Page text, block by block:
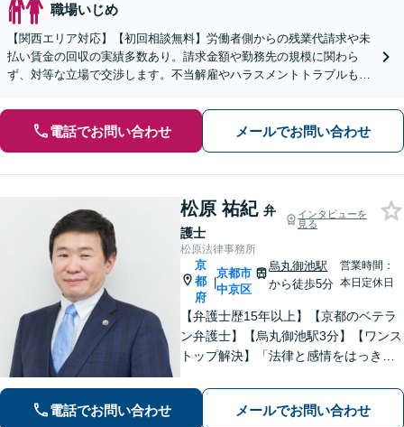
職場いじめ
【関西エリア対応】【初回相談無料】労働者側からの残業代請求や未
払い賃金の回収の実績多数あり。請求金額や勤務先の規模に関わら
ず、対等な立場で交渉します。不当解雇やハラスメントトラブルもご
電話でお問い合わせ メールでお問い合わせ
松原 祐紀 弁
護士
インタビューを
見る
松原法律事務所
京
都
府
|
京都市
中京区
烏丸御池駅
から徒歩5分
営業時間：
本日定休日
【弁護士歴15年以上】【京都のベテラ
ン弁護士】【烏丸御池駅3分】【ワンス
トップ解決】「法律と感情をはっきり
問題、新型コロナが原因の借金、不動
産問題なども幅広く対応【女性弁護士
電話でお問い合わせ メールでお問い合わせ